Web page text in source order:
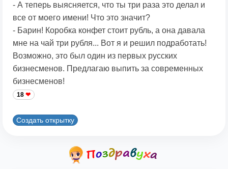
- А теперь выясняется, что ты три раза это делал и
все от моего имени! Что это значит?
- Барин! Коробка конфет стоит рубль, а она давала
мне на чай три рубля... Вот я и решил подработать!
Возможно, это был один из первых русских
бизнесменов. Предлагаю выпить за современных
бизнесменов!
18
Создать открытку